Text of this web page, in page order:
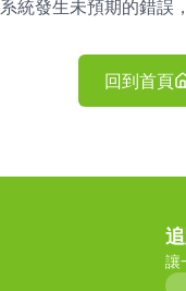
系統發生未預期的錯誤
回到首頁
讓